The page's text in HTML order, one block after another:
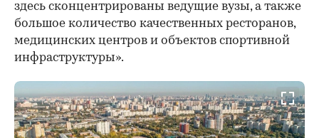
здесь сконцентрированы ведущие вузы, а также
большое количество качественных ресторанов,
медицинских центров и объектов спортивной
инфраструктуры».